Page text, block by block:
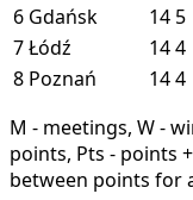
6 Gdańsk 14 5
7Łódź 144
8 Poznań 144
M - meetings, W -
points, Pts - points
between points for